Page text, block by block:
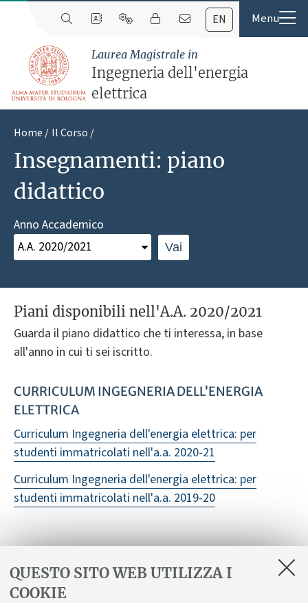
QUESTO SITO WEB UTILIZZA I
COOKIE
EN
Laurea Magistrale in
Ingegneria dell'energia
elettrica
Home Il Corso
Insegnamenti: piano
didattico
Anno Accademico
Vai
Piani disponibili nell'A.A. 2020/2021
Guarda il piano didattico che ti interessa, in base
all'anno in cui ti sei iscritto.
CURRICULUM INGEGNERIA DELL’ENERGIA
ELETTRICA
Curriculum Ingegneria dell'energia elettrica: per
studenti immatricolati nell'a.a. 2020-21
Curriculum Ingegneria dell'energia elettrica: per
studenti immatricolati nell'a.a. 2019-20
CURRICULUM ELECTRICAL ENGINEERING
Curriculum Electrical Engineering: per studenti
immatricolati nell'a.a. 2020-21